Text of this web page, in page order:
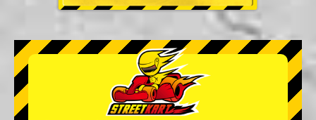
公司 預訂
更換店鋪
東京秋葉原#2